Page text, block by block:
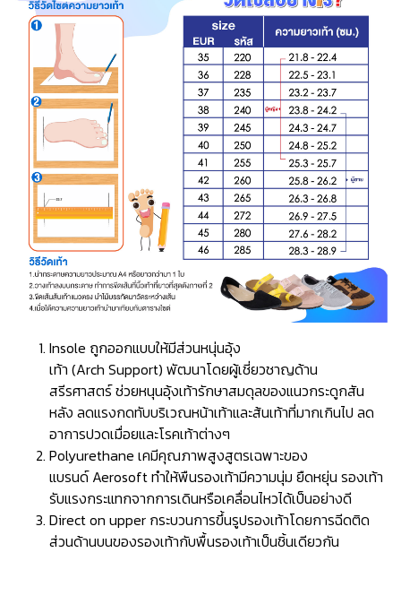
Insole ถูกออกแบบให้มีส่วนหนุ่นอุ้ง
เท้า (Arch Support) พัฒนาโดยผู้เชี่ยวชาญด้าน
สรีรศาสตร์ ช่วยหนุนอุ้งเท้ารักษาสมดุลของแนวกระดูกสัน
หลัง ลดแรงกดทับบริเวณหน้าเท้าและส้นเท้าที่มากเกินไป ลด
อาการปวดเมื่อยและโรคเท้าต่างๆ
Polyurethane เคมีคุณภาพสูงสูตรเฉพาะของ
แบรนด์ Aerosoft ทำให้พืนรองเท้ามีความนุ่ม ยืดหยุ่น รองเท้า
รับแรงกระแทกจากการเดินหรือเคลื่อนไหวได้เป็นอย่างดี
Direct on upper กระบวนการขึ้นรูปรองเท้าโดยการฉีดติด
ส่วนด้านบนของรองเท้ากับพื้นรองเท้าเป็นชิ้นเดียวกัน